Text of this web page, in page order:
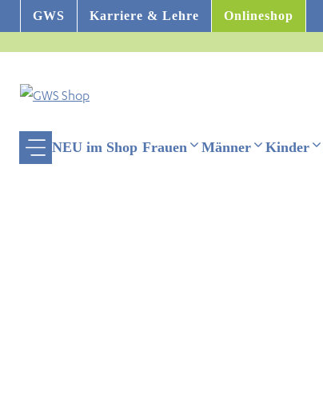
Inhalt
springen
GWS Karriere & Lehre Onlineshop
NEU im Shop Frauen Männer Kinder